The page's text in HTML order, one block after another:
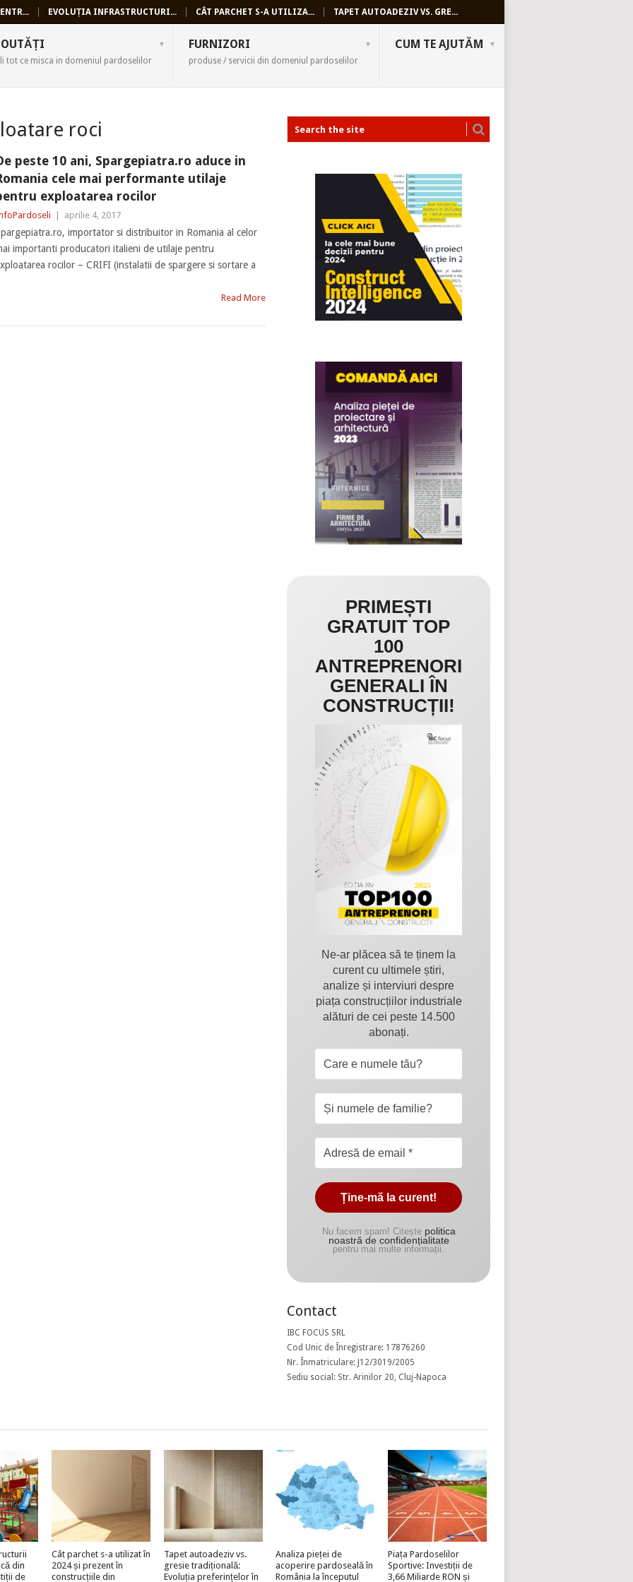
EVOLUȚIA INFRASTRUCTURI... CÂT PARCHET S-A UTILIZA... TAPET AUTOADEZIV VS. GRE...
tot ce misca in domeniul pardoselilor
FURNIZORI
produse / servicii din domeniul pardoselilor
CUM TE AJUTĂM
roci
peste 10 ani, Spargepiatra.ro aduce in
cele mai performante utilaje
exploatarea rocilor
aprilie 4, 2017
importator si distribuitor in Romania al celor
importanti producatori italieni de utilaje pentru
rocilor – CRIFI (instalatii de spargere si sortare a
Read More
PRIMEȘTI
GRATUIT TOP
100
ANTREPRENORI
GENERALI ÎN
CONSTRUCȚII!
Ne-ar plăcea să te ținem la
curent cu ultimele știri,
analize și interviuri despre
piața construcțiilor industriale
alături de cei peste 14.500
abonați.
Nu facem spam! Citește politica
noastră de confidențialitate
pentru mai multe informații.
Contact
IBC FOCUS SRL
Cod Unic de Înregistrare: 17876260
Nr. Înmatriculare: J12/3019/2005
Sediu social: Str. Arinilor 20, Cluj-Napoca
din
de
Cât parchet s-a utilizat în
2024 și prezent în
construcțiile din
Tapet autoadeziv vs.
gresie tradițională:
Evoluția preferințelor în
Analiza pieței de
acoperire pardoseală în
România la începutul
Piața Pardoselilor
Sportive: Investiții de
3,66 Miliarde RON și